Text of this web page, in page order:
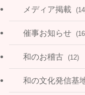
メディア掲載
催事お知らせ
和のお稽古 (12)
和の文化発信基